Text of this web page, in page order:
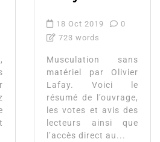
18 Oct 2019
0
723 words
Musculation sans
matériel par Olivier
Lafay. Voici le
résumé de l’ouvrage,
les votes et avis des
lecteurs ainsi que
l’accès direct au...